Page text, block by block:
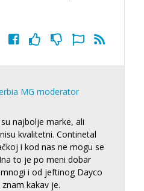
MG moderator
najbolje marke, ali
kvalitetni. Continetal
i kod nas ne mogu se
to je po meni dobar
i od jeftinog Dayco
kakav je.